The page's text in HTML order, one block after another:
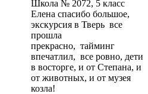
Школа № 2072, 5 класс
Елена спасибо большое,
экскурсия в Тверь все
прошла
прекрасно, тайминг
впечатлил, все ровно, дети
в восторге, и от Степана, и
от животных, и от музея
козла!